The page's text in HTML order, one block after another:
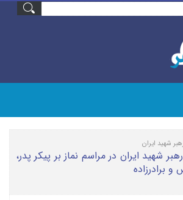
شهید ایران
۳ پسر رهبر شهید ایران در مراسم نماز بر پیکر پدر،
برادرزاده